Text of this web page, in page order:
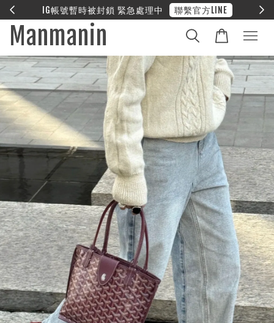
❤︎ 全館滿兩萬享免運
Manmanin